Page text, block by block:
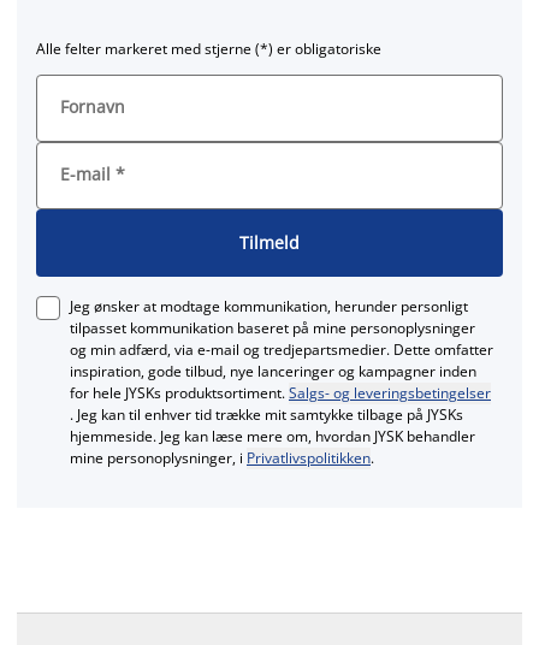
Alle felter markeret med stjerne (*) er obligatoriske
Fornavn
E-mail *
Tilmeld
Jeg ønsker at modtage kommunikation, herunder personligt
tilpasset kommunikation baseret på mine personoplysninger
og min adfærd, via e‑mail og tredjepartsmedier. Dette omfatter
inspiration, gode tilbud, nye lanceringer og kampagner inden
for hele JYSKs produktsortiment.Salgs- og leveringsbetingelser
. Jeg kan til enhver tid trække mit samtykke tilbage på JYSKs
hjemmeside. Jeg kan læse mere om, hvordan JYSK behandler
mine personoplysninger, i Privatlivspolitikken.